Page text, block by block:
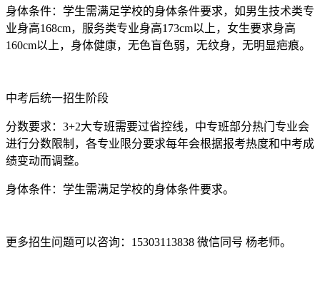
身体条件：学生需满足学校的身体条件要求，如男生技术类专
业身高168cm，服务类专业身高173cm以上，女生要求身高
160cm以上，身体健康，无色盲色弱，无纹身，无明显疤痕。
中考后统一招生阶段
分数要求：3+2大专班需要过省控线，中专班部分热门专业会
进行分数限制，各专业限分要求每年会根据报考热度和中考成
绩变动而调整。
身体条件：学生需满足学校的身体条件要求。
更多招生问题可以咨询：15303113838 微信同号 杨老师。